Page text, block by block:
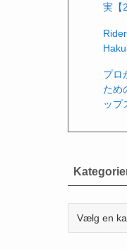
実【
プロ
ため
ップ